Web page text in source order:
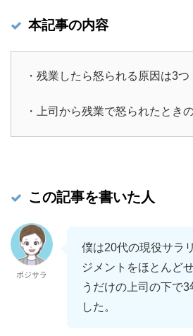
本記事の内容
・残業したら怒られる原因は3つ
・上司から残業で怒られたとき
この記事を書いた人
ポジサラ
僕は20代の現役サラ
ジメントをほとんど
うだけの上司の下で3
した。